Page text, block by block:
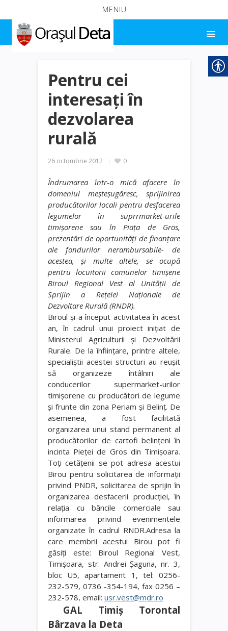
MENIU
Pentru cei
interesați în
dezvolarea
rurală
26 octombrie 2012 0
Îndrumarea într-o mică afacere în
domeniul meșteșugăresc, sprijinirea
producătorilor locali pentru desfacerea
legumelor în suprrmarket-urile
timișorene sau în Piața de Gros,
prezentări de oportunități de finanțare
ale fondurilor nerambursabile- de
acestea, și multe altele, se ocupă
pentru locuitorii comunelor timișene
Biroul Regional Vest al Unității de
Sprijin a Rețelei Naționale de
Dezvoltare Rurală (RNDR).
Biroul și-a început activitatea în acest
an, în cadrul unui proiect inițiat de
Ministerul Agriculturii și Dezvoltării
Rurale. De la înființare, printre altele,
specialiștii acestei structuri au reușit
să organizeze întâlniri ale
conducerilor supermarket-urilor
timișorene cu producători de legume
și frunte din zona Periam și Belinț. De
asemenea, a fost facilitată
organizarea unui stand permanent al
producătorilor de cartofi belințeni în
incinta Pieței de Gros din Timișoara.
Toți cetățenii se pot adresa acestui
Birou pentru solicitarea de informații
privind PNDR, solicitarea de sprijin în
organizarea desfacerii producției, în
relația cu băncile comerciale sau
informarea privind evenimentele
organizate în cadrul RNDR.Adresa la
care membrii acestui Birou pot fi
găsiți este: Biroul Regional Vest,
Timișoara, str. Andrei Șaguna, nr. 3,
bloc U5, apartament 1, tel: 0256-
232-579, 0736 -354-194, fax 0256 –
232-578, email: usr.vest@mdr.ro
GAL Timiș Torontal
Bârzava la Deta